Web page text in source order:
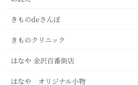
きものdeさんぽ
きものクリニック
はなや 金沢百番街店
はなや オリジナル小物